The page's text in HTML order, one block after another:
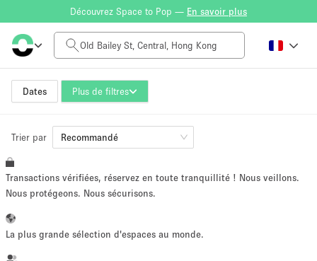
Découvrez Space to Pop — En savoir plus
Dates Plus de filtres
Tarif à la journée
HK$0
Taille de l'espace
~ 13 personnes
Trier par Recommandé
Transactions vérifiées, réservez en toute tranquillité ! Nous veillons.
Nous protégeons. Nous sécurisons.
La plus grande sélection d'espaces au monde.